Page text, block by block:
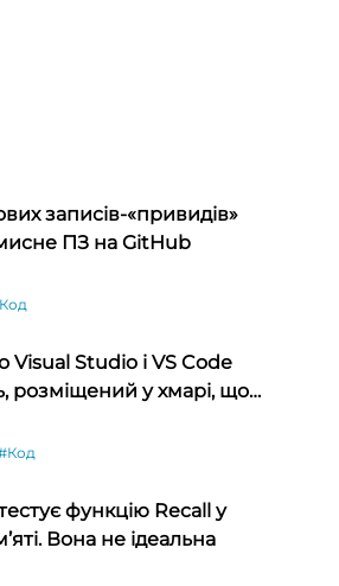
записів-«привидів»
ПЗ на GitHub
Visual Studio і VS Code
розміщений у хмарі, що
API
функцію Recall у
Вона не ідеальна